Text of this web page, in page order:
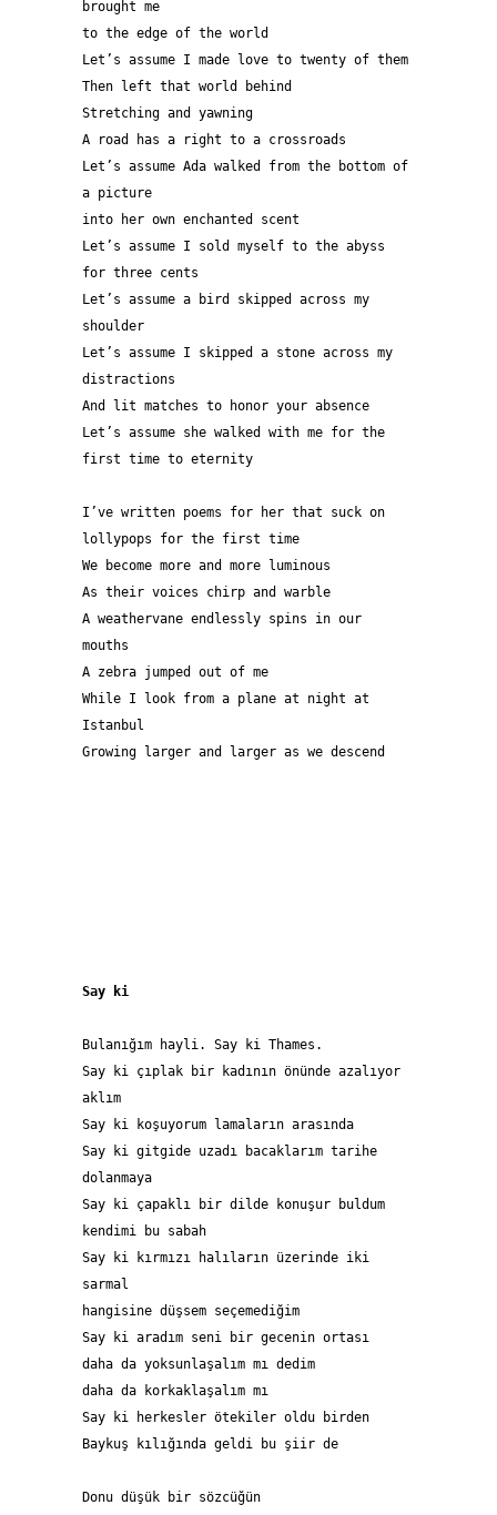
brought me
to the edge of the world
Let’s assume I made love to twenty of them
Then left that world behind
Stretching and yawning
A road has a right to a crossroads
Let’s assume Ada walked from the bottom of
a picture
into her own enchanted scent
Let’s assume I sold myself to the abyss
for three cents
Let’s assume a bird skipped across my
shoulder
Let’s assume I skipped a stone across my
distractions
And lit matches to honor your absence
Let’s assume she walked with me for the
first time to eternity
I’ve written poems for her that suck on
lollypops for the first time
We become more and more luminous
As their voices chirp and warble
A weathervane endlessly spins in our
mouths
A zebra jumped out of me
While I look from a plane at night at
Istanbul
Growing larger and larger as we descend
Say ki
Bulanığım hayli. Say ki Thames.
Say ki çıplak bir kadının önünde azalıyor
aklım
Say ki koşuyorum lamaların arasında
Say ki gitgide uzadı bacaklarım tarihe
dolanmaya
Say ki çapaklı bir dilde konuşur buldum
kendimi bu sabah
Say ki kırmızı halıların üzerinde iki
sarmal
hangisine düşsem seçemediğim
Say ki aradım seni bir gecenin ortası
daha da yoksunlaşalım mı dedim
daha da korkaklaşalım mı
Say ki herkesler ötekiler oldu birden
Baykuş kılığında geldi bu şiir de
Donu düşük bir sözcüğün